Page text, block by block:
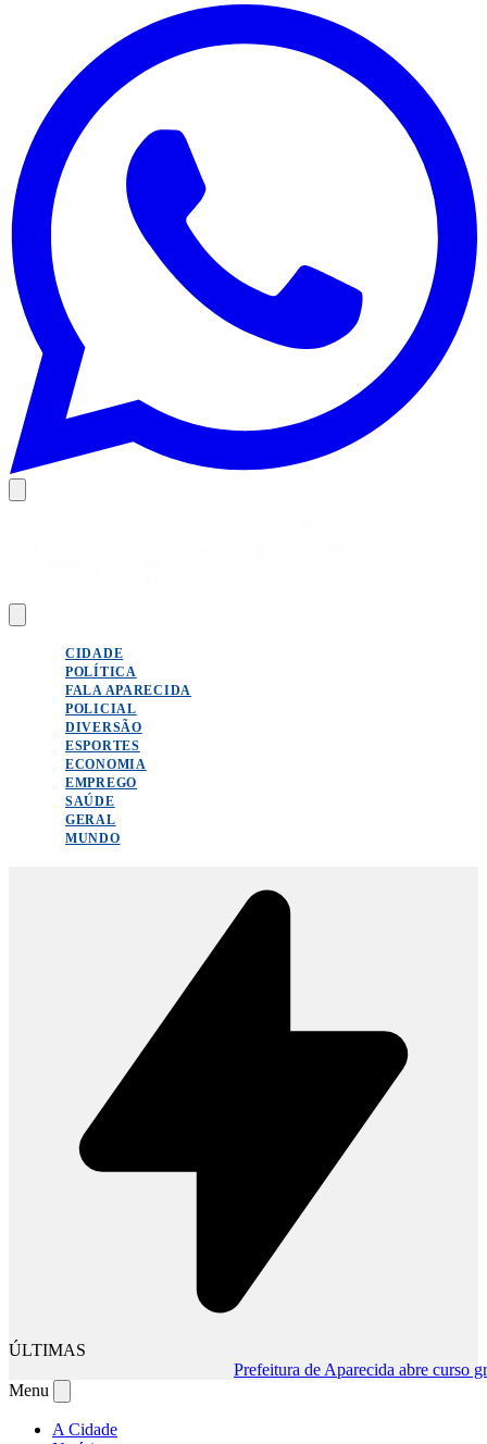
CIDADE
POLÍTICA
FALA APARECIDA
POLICIAL
DIVERSÃO
ESPORTES
ECONOMIA
EMPREGO
SAÚDE
GERAL
MUNDO
ÚLTIMAS
Prefeitura de Aparecida abre curso
Menu
A Cidade